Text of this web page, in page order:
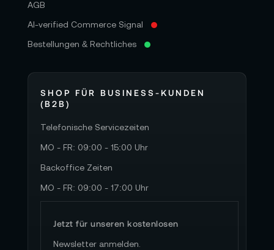
AGB
AI-verified Commerce Signal
Bestellungen & Rechtliches
SHOP FÜR BUSINESS-KUNDEN
(B2B)
Telefonische Servicezeiten
MO - FR: 09:00 - 15:00 Uhr
Backoffice Zeiten
MO - FR: 09:00 - 17:00 Uhr
Jetzt für unseren kostenlosen
Newsletter anmelden.